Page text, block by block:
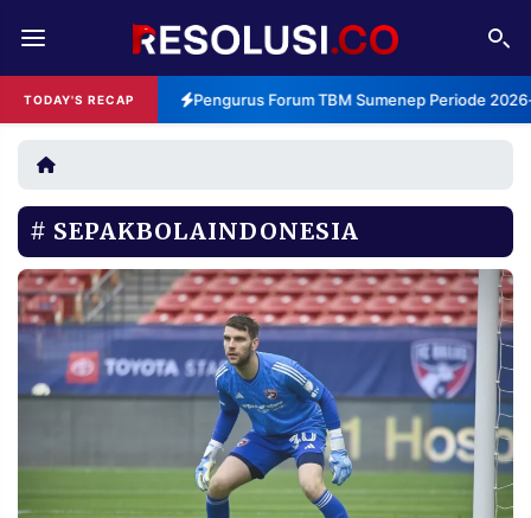
TODAY'S RECAP Pengurus Forum TBM Sumenep Periode
REDAKSI TENTANG
RESOLUSI IKLAN
RUBRIKASI
EDITORIAL AKSARA
FINANSIA PERSONA
DAERAH NASIONAL
MANCA SPORT
INFORMASI
SEPAKBOLAINDONESIA